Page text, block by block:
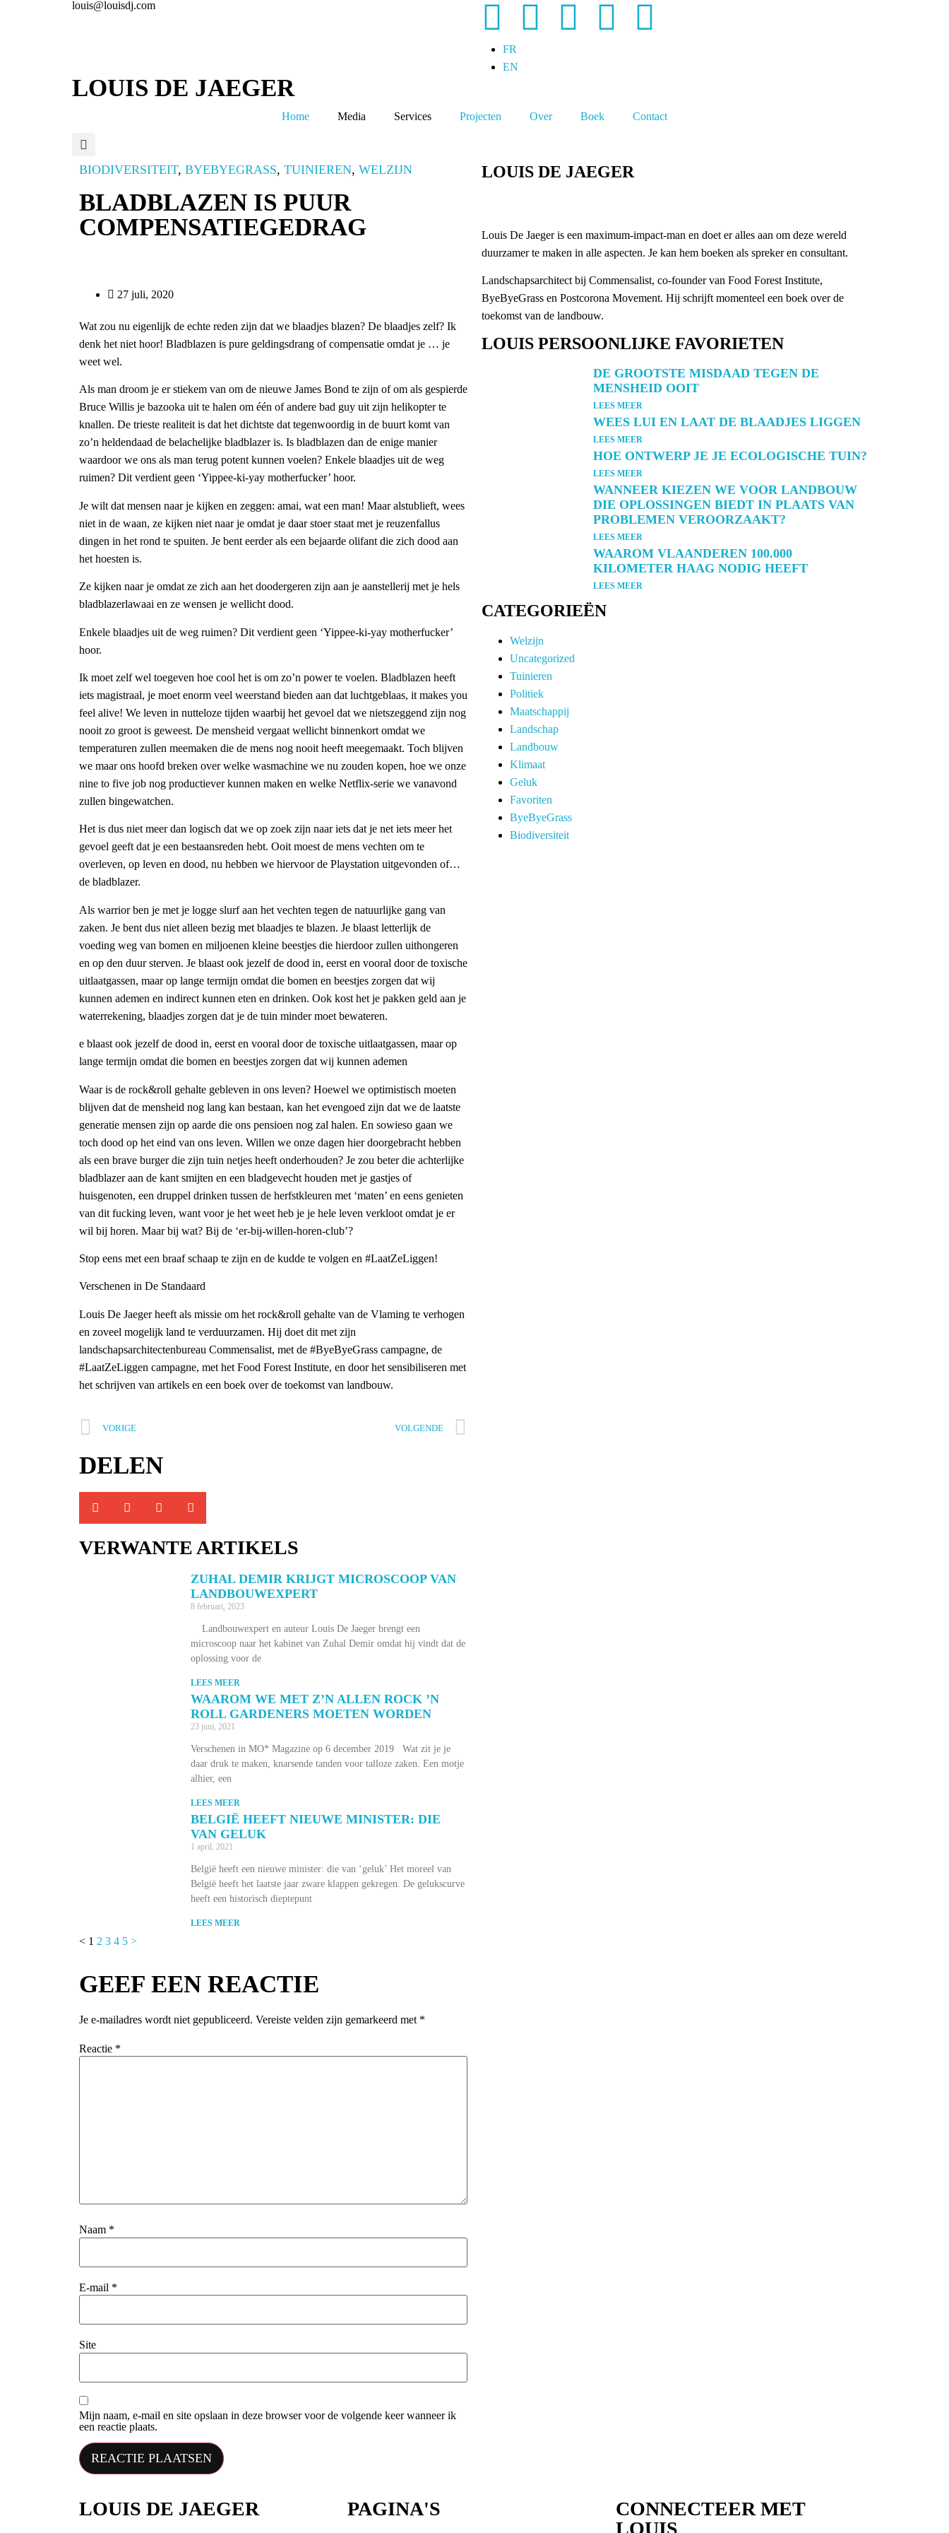
louis@louisdj.com
FR
EN
LOUIS DE JAEGER
Home Media Services Projecten Over Boek Contact
BIODIVERSITEIT, BYEBYEGRASS, TUINIEREN, WELZIJN
BLADBLAZEN IS PUUR
COMPENSATIEGEDRAG
27 juli, 2020
Wat zou nu eigenlijk de echte reden zijn dat we blaadjes blazen? De blaadjes zelf? Ik
denk het niet hoor! Bladblazen is pure geldingsdrang of compensatie omdat je … je
weet wel.
Als man droom je er stiekem van om de nieuwe James Bond te zijn of om als gespierde
Bruce Willis je bazooka uit te halen om één of andere bad guy uit zijn helikopter te
knallen. De trieste realiteit is dat het dichtste dat tegenwoordig in de buurt komt van
zo’n heldendaad de belachelijke bladblazer is. Is bladblazen dan de enige manier
waardoor we ons als man terug potent kunnen voelen? Enkele blaadjes uit de weg
ruimen? Dit verdient geen ‘Yippee-ki-yay motherfucker’ hoor.
Je wilt dat mensen naar je kijken en zeggen: amai, wat een man! Maar alstublieft, wees
niet in de waan, ze kijken niet naar je omdat je daar stoer staat met je reuzenfallus
dingen in het rond te spuiten. Je bent eerder als een bejaarde olifant die zich dood aan
het hoesten is.
Ze kijken naar je omdat ze zich aan het doodergeren zijn aan je aanstellerij met je hels
bladblazerlawaai en ze wensen je wellicht dood.
Enkele blaadjes uit de weg ruimen? Dit verdient geen ‘Yippee-ki-yay motherfucker’
hoor.
Ik moet zelf wel toegeven hoe cool het is om zo’n power te voelen. Bladblazen heeft
iets magistraal, je moet enorm veel weerstand bieden aan dat luchtgeblaas, it makes you
feel alive! We leven in nutteloze tijden waarbij het gevoel dat we nietszeggend zijn nog
nooit zo groot is geweest. De mensheid vergaat wellicht binnenkort omdat we
temperaturen zullen meemaken die de mens nog nooit heeft meegemaakt. Toch blijven
we maar ons hoofd breken over welke wasmachine we nu zouden kopen, hoe we onze
nine to five job nog productiever kunnen maken en welke Netflix-serie we vanavond
zullen bingewatchen.
Het is dus niet meer dan logisch dat we op zoek zijn naar iets dat je net iets meer het
gevoel geeft dat je een bestaansreden hebt. Ooit moest de mens vechten om te
overleven, op leven en dood, nu hebben we hiervoor de Playstation uitgevonden of…
de bladblazer.
Als warrior ben je met je logge slurf aan het vechten tegen de natuurlijke gang van
zaken. Je bent dus niet alleen bezig met blaadjes te blazen. Je blaast letterlijk de
voeding weg van bomen en miljoenen kleine beestjes die hierdoor zullen uithongeren
en op den duur sterven. Je blaast ook jezelf de dood in, eerst en vooral door de toxische
uitlaatgassen, maar op lange termijn omdat die bomen en beestjes zorgen dat wij
kunnen ademen en indirect kunnen eten en drinken. Ook kost het je pakken geld aan je
waterrekening, blaadjes zorgen dat je de tuin minder moet bewateren.
e blaast ook jezelf de dood in, eerst en vooral door de toxische uitlaatgassen, maar op
lange termijn omdat die bomen en beestjes zorgen dat wij kunnen ademen
Waar is de rock&roll gehalte gebleven in ons leven? Hoewel we optimistisch moeten
blijven dat de mensheid nog lang kan bestaan, kan het evengoed zijn dat we de laatste
generatie mensen zijn op aarde die ons pensioen nog zal halen. En sowieso gaan we
toch dood op het eind van ons leven. Willen we onze dagen hier doorgebracht hebben
als een brave burger die zijn tuin netjes heeft onderhouden? Je zou beter die achterlijke
bladblazer aan de kant smijten en een bladgevecht houden met je gastjes of
huisgenoten, een druppel drinken tussen de herfstkleuren met ‘maten’ en eens genieten
van dit fucking leven, want voor je het weet heb je je hele leven verkloot omdat je er
wil bij horen. Maar bij wat? Bij de ‘er-bij-willen-horen-club’?
Stop eens met een braaf schaap te zijn en de kudde te volgen en #LaatZeLiggen!
Verschenen in De Standaard
Louis De Jaeger heeft als missie om het rock&roll gehalte van de Vlaming te verhogen
en zoveel mogelijk land te verduurzamen. Hij doet dit met zijn
landschapsarchitectenbureau Commensalist, met de #ByeByeGrass campagne, de
#LaatZeLiggen campagne, met het Food Forest Institute, en door het sensibiliseren met
het schrijven van artikels en een boek over de toekomst van landbouw.
VORIGE VOLGENDE
DELEN
VERWANTE ARTIKELS
ZUHAL DEMIR KRIJGT MICROSCOOP VAN
LANDBOUWEXPERT
8 februari, 2023
Landbouwexpert en auteur Louis De Jaeger brengt een
microscoop naar het kabinet van Zuhal Demir omdat hij vindt dat de
oplossing voor de
LEES MEER
WAAROM WE MET Z’N ALLEN ROCK ’N
ROLL GARDENERS MOETEN WORDEN
23 juni, 2021
Verschenen in MO* Magazine op 6 december 2019 Wat zit je je
daar druk te maken, knarsende tanden voor talloze zaken. Een motje
alhier, een
LEES MEER
BELGIË HEEFT NIEUWE MINISTER: DIE
VAN GELUK
1 april, 2021
België heeft een nieuwe minister: die van ‘geluk’ Het moreel van
België heeft het laatste jaar zware klappen gekregen. De gelukscurve
heeft een historisch dieptepunt
LEES MEER
< 1 2 3 4 5 >
GEEF EEN REACTIE
Je e-mailadres wordt niet gepubliceerd. Vereiste velden zijn gemarkeerd met *
Reactie *
Naam *
E-mail *
Site
Mijn naam, e-mail en site opslaan in deze browser voor de volgende keer wanneer ik
een reactie plaats.
LOUIS DE JAEGER
Louis De Jaeger is een maximum-impact-man en doet er alles aan om deze wereld
duurzamer te maken in alle aspecten. Je kan hem boeken als spreker en consultant.
Landschapsarchitect bij Commensalist, co-founder van Food Forest Institute,
ByeByeGrass en Postcorona Movement. Hij schrijft momenteel een boek over de
toekomst van de landbouw.
LOUIS PERSOONLIJKE FAVORIETEN
DE GROOTSTE MISDAAD TEGEN DE
MENSHEID OOIT
LEES MEER
WEES LUI EN LAAT DE BLAADJES LIGGEN
LEES MEER
HOE ONTWERP JE JE ECOLOGISCHE TUIN?
LEES MEER
WANNEER KIEZEN WE VOOR LANDBOUW
DIE OPLOSSINGEN BIEDT IN PLAATS VAN
PROBLEMEN VEROORZAAKT?
LEES MEER
WAAROM VLAANDEREN 100.000
KILOMETER HAAG NODIG HEEFT
LEES MEER
CATEGORIEËN
Welzijn
Uncategorized
Tuinieren
Politiek
Maatschappij
Landschap
Landbouw
Klimaat
Geluk
Favoriten
ByeByeGrass
Biodiversiteit
LOUIS DE JAEGER PAGINA'S
CONNECTEER MET
LOUIS